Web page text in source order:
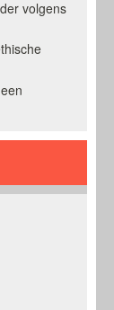
volgens